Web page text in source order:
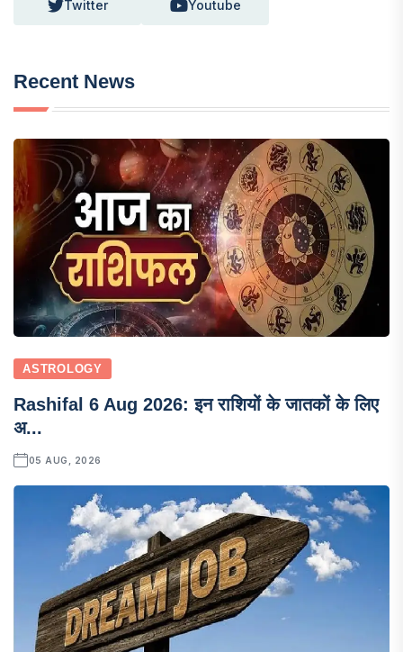
Twitter Youtube
Recent News
ASTROLOGY
Rashifal 6 Aug 2026: इन राशियों के जातकों के लिए
अ...
05 AUG, 2026